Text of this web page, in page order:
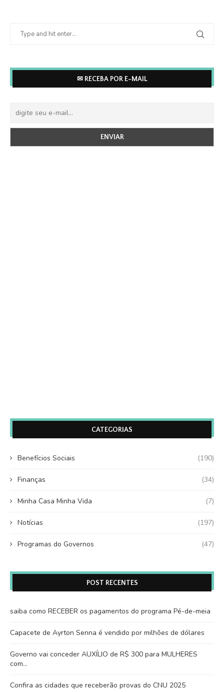
✉ RECEBA POR E-MAIL
CATEGORIAS
Benefícios Sociais (190)
Finanças (34)
Minha Casa Minha Vida (7)
Notícias (197)
Programas do Governos (47)
POST RECENTES
saiba como RECEBER os pagamentos do programa Pé-de-meia
Capacete de Ayrton Senna é vendido por milhões de dólares
Governo vai conceder AUXÍLIO de R$ 300 para MULHERES
com…
Confira as cidades que receberão provas do CNU 2025